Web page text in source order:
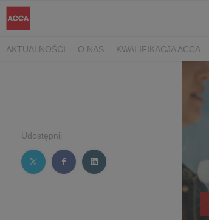
AKTUALNOŚCI O NAS KWALIFIKACJA ACCA
Udostępnij